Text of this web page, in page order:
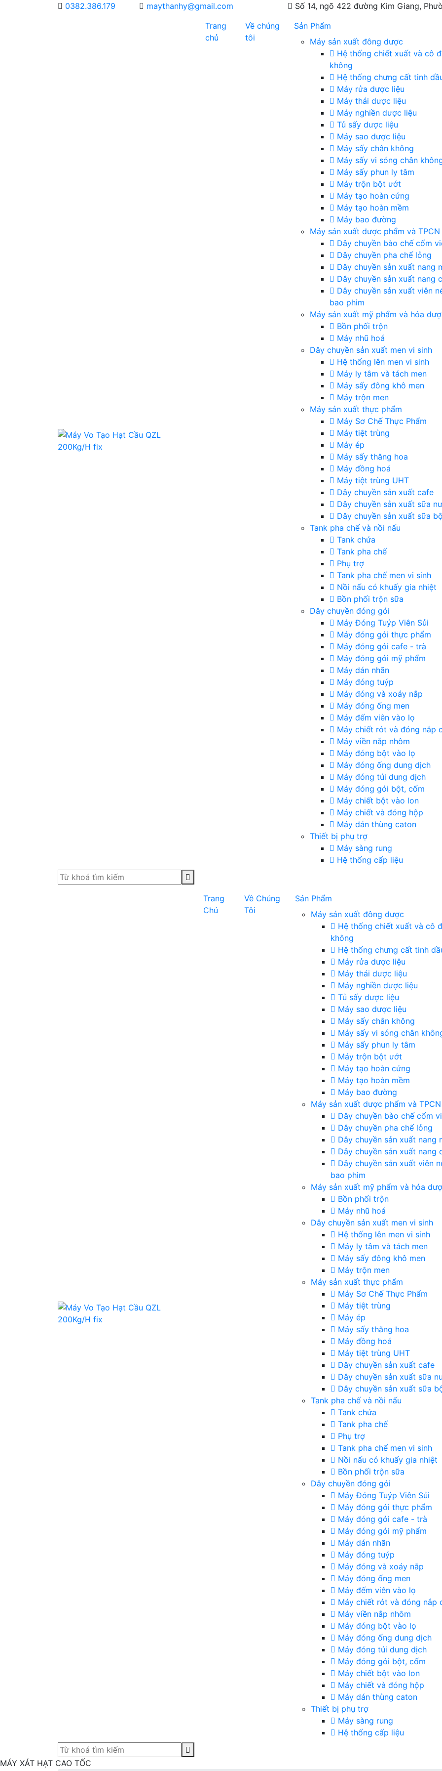
0382.386.179 maythanhy@gmail.com
Số 14, ngõ 422 đường Kim Giang,
Trang
chủ
Về chúng
tôi
Sản Phẩm
Máy sản xuất đông dược
Hệ thống chiết xuất và cô
không
Hệ thống chưng cất tinh
Máy rửa dược liệu
Máy thái dược liệu
Máy nghiền dược liệu
Tủ sấy dược liệu
Máy sao dược liệu
Máy sấy chân không
Máy sấy vi sóng chân
Máy sấy phun ly tâm
Máy trộn bột ướt
Máy tạo hoàn cứng
Máy tạo hoàn mềm
Máy bao đường
Máy sản xuất dược phẩm và TPCN
Dây chuyền bào chế cốm
Dây chuyền pha chế lỏng
Dây chuyền sản xuất nang
Dây chuyền sản xuất nang
Dây chuyền sản xuất viên
bao phim
Máy sản xuất mỹ phẩm và hóa
Bồn phối trộn
Máy nhũ hoá
Dây chuyền sản xuất men vi sinh
Hệ thống lên men vi sinh
Máy ly tâm và tách men
Máy sấy đông khô men
Máy trộn men
Máy sản xuất thực phẩm
Máy Sơ Chế Thực Phẩm
Máy tiệt trùng
Máy ép
Máy sấy thăng hoa
Máy đồng hoá
Máy tiệt trùng UHT
Dây chuyền sản xuất cafe
Dây chuyền sản xuất sữa
Dây chuyền sản xuất sữa
Tank pha chế và nồi nấu
Tank chứa
Tank pha chế
Phụ trợ
Tank pha chế men vi sinh
Nồi nấu có khuấy gia nhiệt
Bồn phối trộn sữa
Dây chuyền đóng gói
Máy Đóng Tuýp Viên Sủi
Máy đóng gói thực phẩm
Máy đóng gói cafe - trà
Máy đóng gói mỹ phẩm
Máy dán nhãn
Máy đóng tuýp
Máy đóng và xoáy nắp
Máy đóng ống men
Máy đếm viên vào lọ
Máy chiết rót và đóng nắp
Máy viền nắp nhôm
Máy đóng bột vào lọ
Máy đóng ống dung dịch
Máy đóng túi dung dịch
Máy đóng gói bột, cốm
Máy chiết bột vào lon
Máy chiết và đóng hộp
Máy dán thùng caton
Thiết bị phụ trợ
Máy sàng rung
Hệ thống cấp liệu
Trang
Chủ
Về Chúng
Tôi
Sản Phẩm
Máy sản xuất đông dược
Hệ thống chiết xuất và cô
không
Hệ thống chưng cất tinh
Máy rửa dược liệu
Máy thái dược liệu
Máy nghiền dược liệu
Tủ sấy dược liệu
Máy sao dược liệu
Máy sấy chân không
Máy sấy vi sóng chân
Máy sấy phun ly tâm
Máy trộn bột ướt
Máy tạo hoàn cứng
Máy tạo hoàn mềm
Máy bao đường
Máy sản xuất dược phẩm và TPCN
Dây chuyền bào chế cốm
Dây chuyền pha chế lỏng
Dây chuyền sản xuất nang
Dây chuyền sản xuất nang
Dây chuyền sản xuất viên
bao phim
Máy sản xuất mỹ phẩm và hóa
Bồn phối trộn
Máy nhũ hoá
Dây chuyền sản xuất men vi sinh
Hệ thống lên men vi sinh
Máy ly tâm và tách men
Máy sấy đông khô men
Máy trộn men
Máy sản xuất thực phẩm
Máy Sơ Chế Thực Phẩm
Máy tiệt trùng
Máy ép
Máy sấy thăng hoa
Máy đồng hoá
Máy tiệt trùng UHT
Dây chuyền sản xuất cafe
Dây chuyền sản xuất sữa
Dây chuyền sản xuất sữa
Tank pha chế và nồi nấu
Tank chứa
Tank pha chế
Phụ trợ
Tank pha chế men vi sinh
Nồi nấu có khuấy gia nhiệt
Bồn phối trộn sữa
Dây chuyền đóng gói
Máy Đóng Tuýp Viên Sủi
Máy đóng gói thực phẩm
Máy đóng gói cafe - trà
Máy đóng gói mỹ phẩm
Máy dán nhãn
Máy đóng tuýp
Máy đóng và xoáy nắp
Máy đóng ống men
Máy đếm viên vào lọ
Máy chiết rót và đóng nắp
Máy viền nắp nhôm
Máy đóng bột vào lọ
Máy đóng ống dung dịch
Máy đóng túi dung dịch
Máy đóng gói bột, cốm
Máy chiết bột vào lon
Máy chiết và đóng hộp
Máy dán thùng caton
Thiết bị phụ trợ
Máy sàng rung
Hệ thống cấp liệu
MÁY XÁT HẠT CAO TỐC